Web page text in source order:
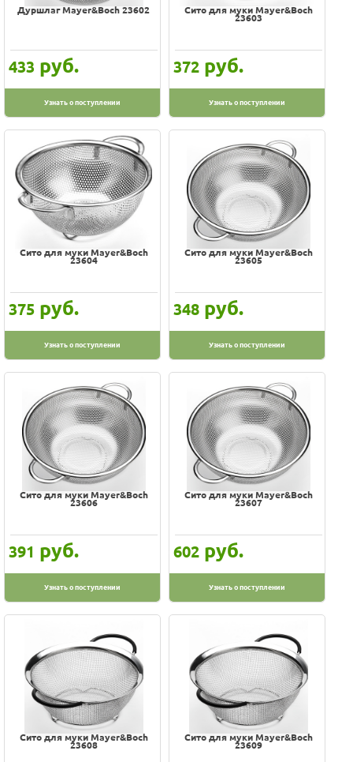
Дуршлаг Mayer&Boch 23602
433 руб.
Узнать о поступлении
Сито для муки Mayer&Boch
23603
372 руб.
Узнать о поступлении
Сито для муки Mayer&Boch
23604
375 руб.
Узнать о поступлении
Сито для муки Mayer&Boch
23605
348 руб.
Узнать о поступлении
Сито для муки Mayer&Boch
23606
391 руб.
Узнать о поступлении
Сито для муки Mayer&Boch
23607
602 руб.
Узнать о поступлении
Сито для муки Mayer&Boch
23608
Сито для муки Mayer&Boch
23609